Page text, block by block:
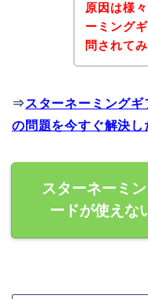
原因は様
ーミング
問されて
⇒ スターネーミング
の問題を今すぐ解決し
スターネーミ
ードが使えな